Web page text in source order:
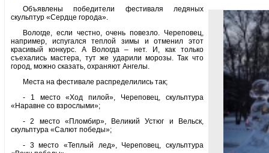
Объявлены победители фестиваля ледяных
скульптур «Сердце города».
Вологде, если честно, очень повезло. Череповец,
например, испугался теплой зимы и отменил этот
красивый конкурс. А Вологда – нет. И, как только
съехались мастера, тут же ударили морозы. Так что
город, можно сказать, охраняют Ангелы.
Места на фестивале распределились так;
- 1 место «Ход пилой», Череповец, скульптура
«Наравне со взрослыми»;
- 2 место «Пломбир», Великий Устюг и Вельск,
скульптура «Салют победы»;
- 3 место «Теплый лед», Череповец, скульптура